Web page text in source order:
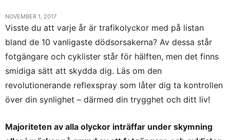
NOVEMBER 1, 2017
Visste du att varje år är trafikolyckor med på listan
bland de 10 vanligaste dödsorsakerna? Av dessa står
fotgängare och cyklister står för hälften, men det finns
smidiga sätt att skydda dig. Läs om den
revolutionerande reflexspray som låter dig ta kontrollen
över din synlighet – därmed din trygghet och ditt liv!
Majoriteten av alla olyckor inträffar under skymning